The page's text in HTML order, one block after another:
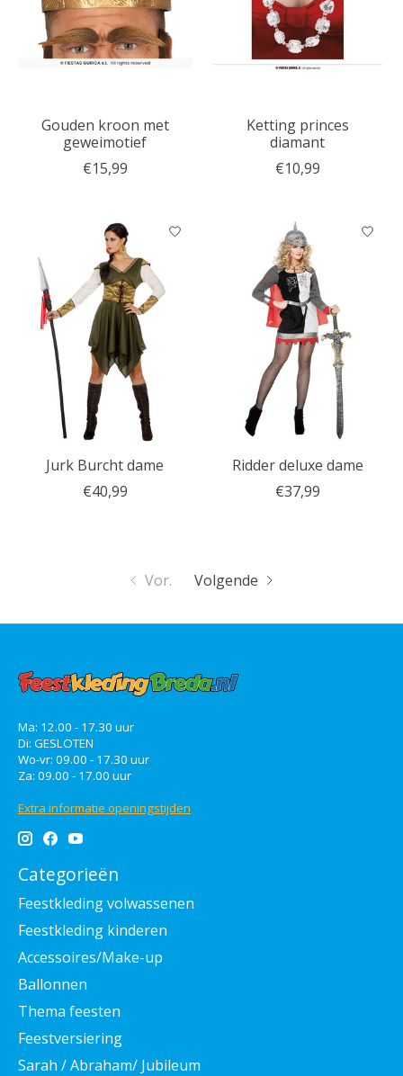
Gouden kroon met
geweimotief
€15,99
Ketting princes
diamant
€10,99
Jurk Burcht dame
€40,99
Ridder deluxe dame
€37,99
Vor. Volgende
Ma: 12.00 - 17.30 uur
Di: GESLOTEN
Wo-vr: 09.00 - 17.30 uur
Za: 09.00 - 17.00 uur
Extra informatie openingstijden
Categorieën
Feestkleding volwassenen
Feestkleding kinderen
Accessoires/Make-up
Ballonnen
Thema feesten
Feestversiering
Sarah / Abraham/ Jubileum